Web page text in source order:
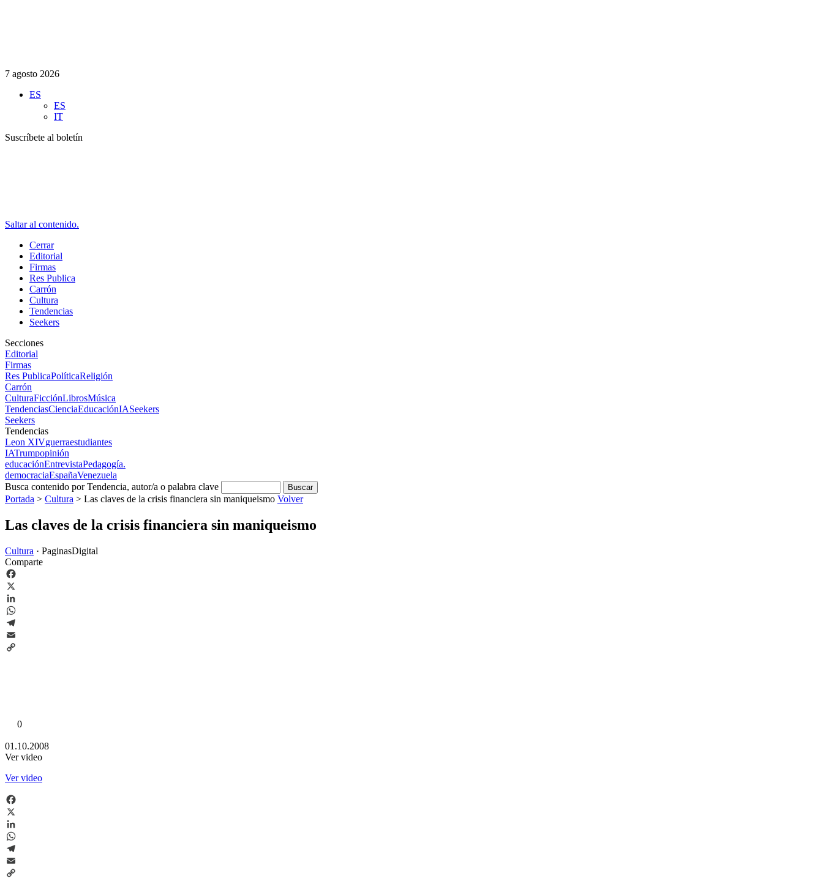
7 agosto 2026
ES
ES
IT
Suscríbete al boletín
Saltar al contenido.
Cerrar
Editorial
Firmas
Res Publica
Carrón
Cultura
Tendencias
Seekers
Secciones
Editorial
Firmas
Res PublicaPolíticaReligión
Carrón
CulturaFicciónLibrosMúsica
TendenciasCienciaEducaciónIASeekers
Seekers
Tendencias
Leon XIVguerraestudiantes
IATrumpopinión
educaciónEntrevistaPedagogía.
democraciaEspañaVenezuela
Busca contenido por Tendencia, autor/a o palabra clave
Portada > Cultura > Las claves de la crisis financiera sin maniqueismo Volver
Las claves de la crisis financiera sin maniqueismo
Cultura · PaginasDigital
Comparte
Facebook
X
LinkedIn
WhatsApp
Telegram
Email
0
01.10.2008
Ver video
Ver video
Facebook
X
LinkedIn
WhatsApp
Telegram
Email